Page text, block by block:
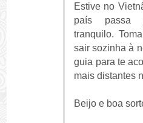
Estive no
país passa
tranquilo.
sair sozinha à
guia para te
mais distantes
Beijo e boa